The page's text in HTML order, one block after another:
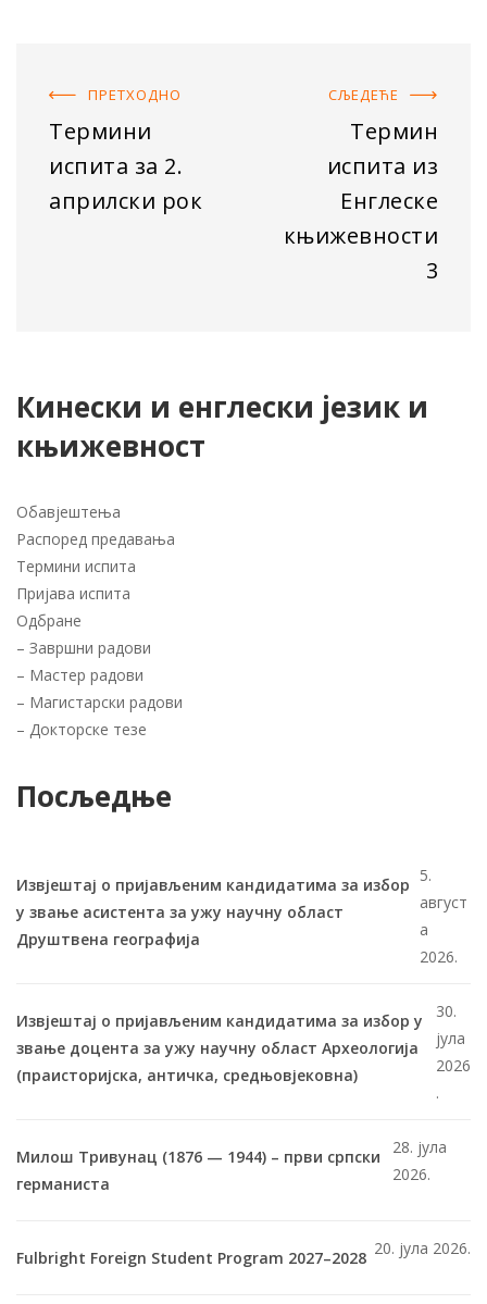
ПРЕТХОДНO
Термини
испита за 2.
априлски рок
СЉЕДЕЋE
Термин
испита из
Енглеске
књижевности
3
Кинески и енглески језик и
књижевност
Обавјештења
Распоред предавања
Термини испита
Пријава испита
Одбране
– Завршни радови
– Мастер радови
– Магистарски радови
– Докторске тезе
Посљедње
Извјештај о пријављеним кандидатима за избор
у звање асистента за ужу научну област
Друштвена географија
5.
август
а
2026.
Извјештај о пријављеним кандидатима за избор у
звање доцента за ужу научну област Археологија
(праисторијска, античка, средњовјековна)
30.
јула
2026
.
Милош Тривунац (1876 — 1944) – први српски
германиста
28. јула
2026.
Fulbright Foreign Student Program 2027–2028 20. јула 2026.